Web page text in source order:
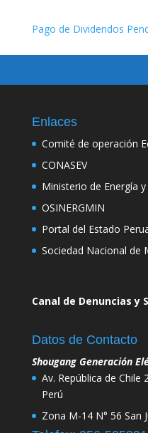
Pago de Dividendos
Enlaces
Comité de operación
CONASEV
Ministerio de Energía
OSINERGMIN
Portal del Estado
Sociedad Nacional de
Canal de Denuncias y
Datos de Contacto
Shougang Generación
Av. República de Chile
Perú
Zona M-14 N° 56 San